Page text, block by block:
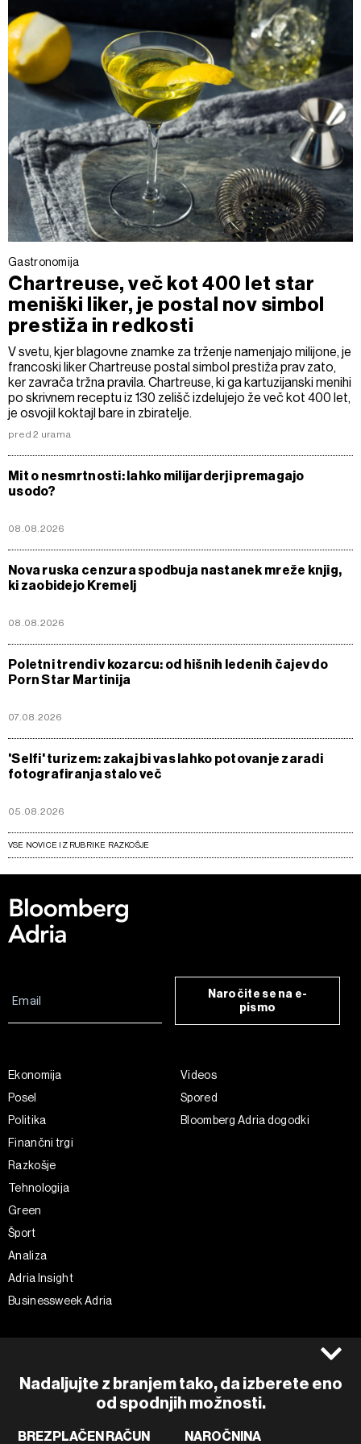
Gastronomija
Chartreuse, več kot 400 let star
meniški liker, je postal nov simbol
prestiža in redkosti
V svetu, kjer blagovne znamke za trženje namenjajo milijone, je
francoski liker Chartreuse postal simbol prestiža prav zato,
ker zavrača tržna pravila. Chartreuse, ki ga kartuzijanski menihi
po skrivnem receptu iz 130 zelišč izdelujejo že več kot 400 let,
je osvojil koktajl bare in zbiratelje.
pred 2 urama
Mit o nesmrtnosti: lahko milijarderji premagajo
usodo?
08.08.2026
Nova ruska cenzura spodbuja nastanek mreže knjig,
ki zaobidejo Kremelj
08.08.2026
Poletni trendi v kozarcu: od hišnih ledenih čajev do
Porn Star Martinija
07.08.2026
'Selfi' turizem: zakaj bi vas lahko potovanje zaradi
fotografiranja stalo več
05.08.2026
VSE NOVICE IZ RUBRIKE RAZKOŠJE
Nadaljujte z branjem tako, da izberete eno
od spodnjih možnosti.
BREZPLAČEN RAČUN NAROČNINA
Naročite se na e-
pismo
Ekonomija
Posel
Politika
Finančni trgi
Razkošje
Tehnologija
Green
Šport
Analiza
Adria Insight
Businessweek Adria
Videos
Spored
Bloomberg Adria dogodki
Piškotki
Marketing
Instagram
Linkedin